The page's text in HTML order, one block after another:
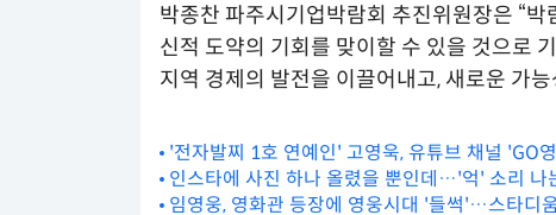
박종찬 파주시기업박람회 추진위원장은 “
신적 도약의 기회를 맞이할 수 있을 것으로
지역 경제의 발전을 이끌어내고, 새로운 가
'전자발찌 1호 연예인' 고영욱, 유튜브 채널 'GO
인스타에 사진 하나 올렸을 뿐인데…'억' 소리 나
임영웅, 영화관 등장에 영웅시대 '들썩'…스타디